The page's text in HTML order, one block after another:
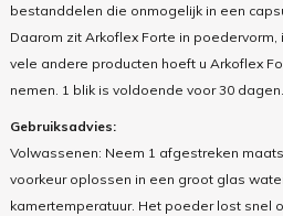
bestanddelen die onmogelijk in een
Daarom zit Arkoflex Forte in
vele andere producten hoeft u Arkoflex
nemen. 1 blik is voldoende voor 30 dagen.
Gebruiksadvies:
Volwassenen: Neem 1 afgestreken
voorkeur oplossen in een groot glas
kamertemperatuur. Het poeder lost snel